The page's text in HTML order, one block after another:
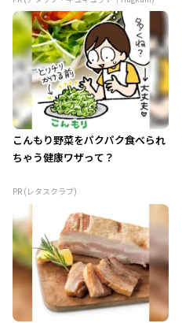
こんもり野菜をパクパク食べられ
ちゃう健康ワザって？
PR (レタスクラブ)